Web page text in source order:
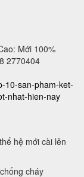
Mới 100%
2770404
10-san-pham-ket-
nhat-hien-nay
hệ mới cài lên
cháy